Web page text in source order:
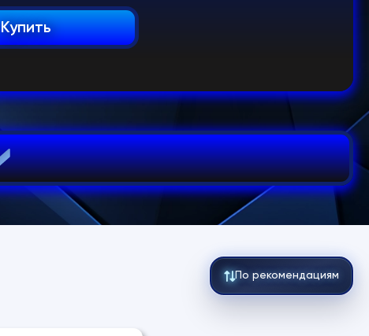
Купить
По рекомендациям